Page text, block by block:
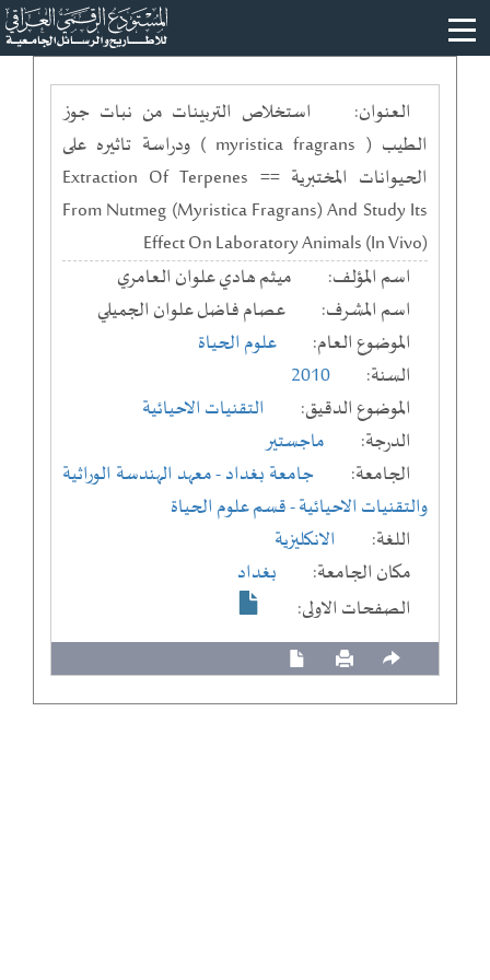
العنوان:
استخلاص التربينات من نبات جوز
الطيب ( myristica fragrans ) ودراسة تاثيره على
الحيوانات المختبرية == Extraction Of Terpenes
From Nutmeg (Myristica Fragrans) And Study Its
Effect On Laboratory Animals (In Vivo)
اسم المؤلف:
ميثم هادي علوان العامري
اسم المشرف:
عصام فاضل علوان الجميلي
الموضوع العام:
علوم الحياة
السنة:
2010
الموضوع الدقيق:
التقنيات الاحيائية
الدرجة:
ماجستير
الجامعة:
جامعة بغداد- معهد الهندسة الوراثية
والتقنيات الاحيائية- قسم علوم الحياة
اللغة:
الانكليزية
مكان الجامعة:
بغداد
الصفحات الاولى: